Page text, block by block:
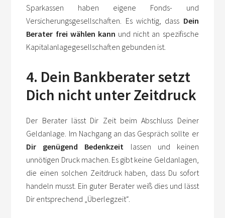
Sparkassen haben eigene Fonds- und
Versicherungsgesellschaften. Es wichtig, dass Dein
Berater frei wählen kann und nicht an spezifische
Kapitalanlagegesellschaften gebunden ist.
4. Dein Bankberater setzt
Dich nicht unter Zeitdruck
Der Berater lässt Dir Zeit beim Abschluss Deiner
Geldanlage. Im Nachgang an das Gespräch sollte er
Dir genügend Bedenkzeit lassen und keinen
unnötigen Druck machen. Es gibt keine Geldanlagen,
die einen solchen Zeitdruck haben, dass Du sofort
handeln musst. Ein guter Berater weiß dies und lässt
Dir entsprechend „Überlegzeit“.